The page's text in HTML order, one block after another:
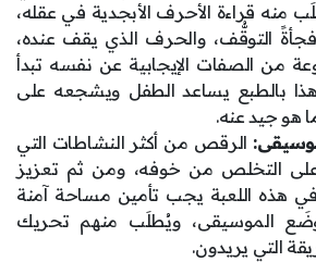
منه قراءة الأحرف الأبجدية في عقله،
التوقُّف، والحرف الذي يقف عنده،
من الصفات الإيجابية عن نفسه تبدأ
بالطبع يساعد الطفل ويشجعه على
هو جيد عنه.
الرقص من أكثر النشاطات التي
التخلص من خوفه، ومن ثم تعزيز
هذه اللعبة يجب تأمين مساحة آمنة
الموسيقى، ويُطلَب منهم تحريك
التي يريدون.